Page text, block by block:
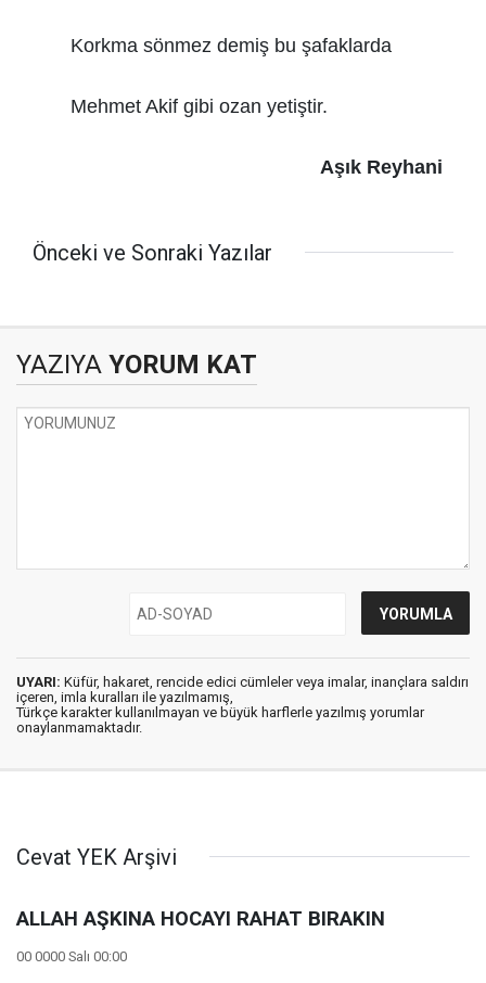
Korkma sönmez demiş bu şafaklarda
Mehmet Akif gibi ozan yetiştir.
Aşık Reyhani
Önceki ve Sonraki Yazılar
YAZIYA YORUM KAT
UYARI: Küfür, hakaret, rencide edici cümleler veya imalar, inançlara saldırı
içeren, imla kuralları ile yazılmamış,
Türkçe karakter kullanılmayan ve büyük harflerle yazılmış yorumlar
onaylanmamaktadır.
Cevat YEK Arşivi
ALLAH AŞKINA HOCAYI RAHAT BIRAKIN
00 0000 Salı 00:00